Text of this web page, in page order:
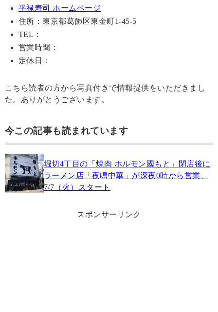
平禄寿司 ホームページ
住所：東京都葛飾区東金町1-45-5
TEL：
営業時間：
定休日：
こちら読者の方から写真付きで情報提供をいただきまし
た。ありがとうございます。
今この記事も読まれています
堀切4丁目の「焼肉 ホルモン國もと」閉店後に
ラーメン店「夜鳴中華」が深夜0時から営業、
7/7（火）スタート
スポンサーリンク